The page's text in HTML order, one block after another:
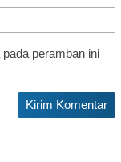
peramban ini